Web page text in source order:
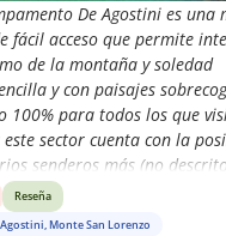
De Agostini es una
fácil acceso que permite
de la montaña y soledad
y con paisajes
100% para todos los que
este sector cuenta con la
senderos más (no
posible para todos a
Reseña
Monte San Lorenzo